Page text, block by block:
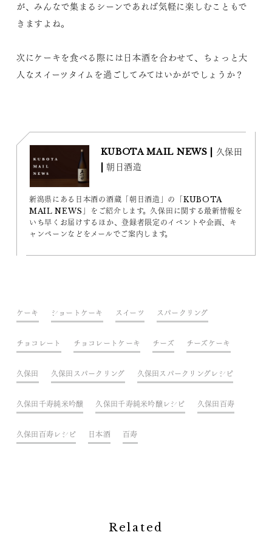
が、みんなで集まるシーンであれば気軽に楽しむこともで
きますよね。
次にケーキを食べる際には日本酒を合わせて、ちょっと大
人なスイーツタイムを過ごしてみてはいかがでしょうか？
KUBOTA MAIL NEWS | 久保田
| 朝日酒造
新潟県にある日本酒の酒蔵「朝日酒造」の「KUBOTA
MAIL NEWS」をご紹介します。久保田に関する最新情報を
いち早くお届けするほか、登録者限定のイベントや企画、キ
ャンペーンなどをメールでご案内します。
ケーキ ショートケーキ スイーツ スパークリング
チョコレート チョコレートケーキ チーズ チーズケーキ
久保田 久保田スパークリング 久保田スパークリングレシピ
久保田千寿純米吟醸 久保田千寿純米吟醸レシピ 久保田百寿
久保田百寿レシピ 日本酒 百寿
Related